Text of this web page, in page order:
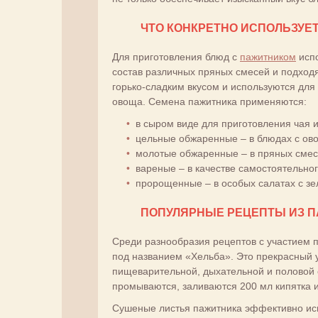
ЧТО КОНКРЕТНО
Для приготовления блюд с пажитником
состав различных пряных смесей и
горько-сладким вкусом и используются
овоща. Семена пажитника применяются:
в сыром виде для приготовления чая
цельные обжаренные – в блюдах с
молотые обжаренные – в пряных
вареные – в качестве
пророщенные – в особых салатах с
ПОПУЛЯРНЫЕ РЕЦЕПТЫ ИЗ
Среди разнообразия рецептов с участием
под названием «Хельба». Это прекрасный
пищеварительной, дыхательной и
промываются, заливаются 200 мл кипятка
Сушеные листья пажитника эффективно